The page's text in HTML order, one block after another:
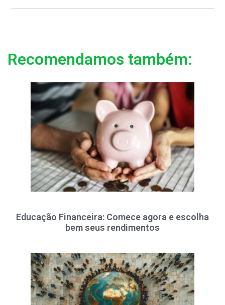
Recomendamos também:
Educação Financeira: Comece agora e escolha
bem seus rendimentos